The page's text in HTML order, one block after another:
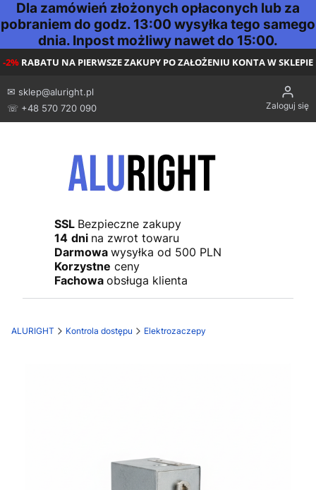
Dla zamówień złożonych opłaconych lub za
pobraniem do godz. 13:00 wysyłka tego samego
dnia. Inpost możliwy nawet do 15:00.
-2% RABATU NA PIERWSZE ZAKUPY PO ZAŁOŻENIU KONTA W SKLEPIE
✉ sklep@aluright.pl
☏ +48 570 720 090
Zaloguj się
SSL Bezpieczne zakupy
14 dni na zwrot towaru
Darmowa wysyłka od 500 PLN
Korzystne ceny
Fachowa obsługa klienta
ALURIGHT Kontrola dostępu Elektrozaczepy